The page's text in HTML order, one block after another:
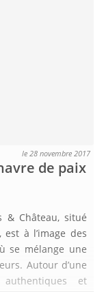
le 28 novembre 2017
de paix
& Château, situé
à l’image des
se mélange une
Autour d’une
et